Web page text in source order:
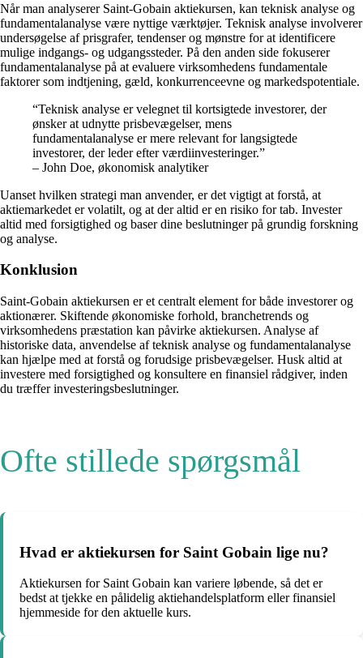
Når man analyserer Saint-Gobain aktiekursen, kan teknisk analyse og
fundamentalanalyse være nyttige værktøjer. Teknisk analyse involverer
undersøgelse af prisgrafer, tendenser og mønstre for at identificere
mulige indgangs- og udgangssteder. På den anden side fokuserer
fundamentalanalyse på at evaluere virksomhedens fundamentale
faktorer som indtjening, gæld, konkurrenceevne og markedspotentiale.
“Teknisk analyse er velegnet til kortsigtede investorer, der
ønsker at udnytte prisbevægelser, mens
fundamentalanalyse er mere relevant for langsigtede
investorer, der leder efter værdiinvesteringer.”
– John Doe, økonomisk analytiker
Uanset hvilken strategi man anvender, er det vigtigt at forstå, at
aktiemarkedet er volatilt, og at der altid er en risiko for tab. Invester
altid med forsigtighed og baser dine beslutninger på grundig forskning
og analyse.
Konklusion
Saint-Gobain aktiekursen er et centralt element for både investorer og
aktionærer. Skiftende økonomiske forhold, branchetrends og
virksomhedens præstation kan påvirke aktiekursen. Analyse af
historiske data, anvendelse af teknisk analyse og fundamentalanalyse
kan hjælpe med at forstå og forudsige prisbevægelser. Husk altid at
investere med forsigtighed og konsultere en finansiel rådgiver, inden
du træffer investeringsbeslutninger.
Ofte stillede spørgsmål
Hvad er aktiekursen for Saint Gobain lige nu?
Aktiekursen for Saint Gobain kan variere løbende, så det er
bedst at tjekke en pålidelig aktiehandelsplatform eller finansiel
hjemmeside for den aktuelle kurs.